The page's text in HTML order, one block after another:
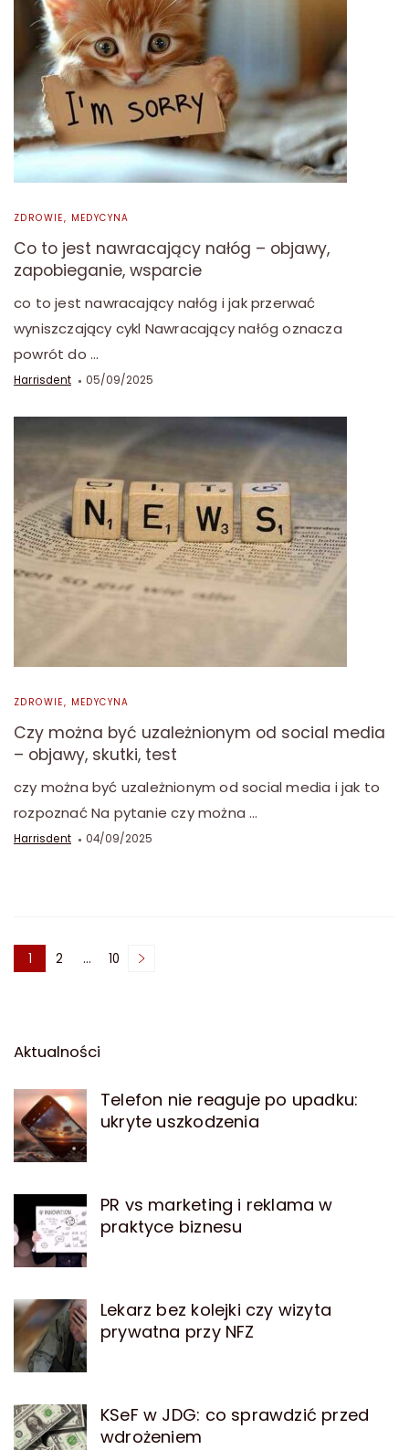
ZDROWIE, MEDYCYNA
Co to jest nawracający nałóg – objawy,
zapobieganie, wsparcie
co to jest nawracający nałóg i jak przerwać
wyniszczający cykl Nawracający nałóg oznacza
powrót do …
Harrisdent 05/09/2025
ZDROWIE, MEDYCYNA
Czy można być uzależnionym od social media
– objawy, skutki, test
czy można być uzależnionym od social media i jak to
rozpoznać Na pytanie czy można …
Harrisdent 04/09/2025
Nawigacja
wpisach
Strona
1 Strona
2 … Strona
10
Aktualności
Telefon nie reaguje po upadku:
ukryte uszkodzenia
PR vs marketing i reklama w
praktyce biznesu
Lekarz bez kolejki czy wizyta
prywatna przy NFZ
KSeF w JDG: co sprawdzić przed
wdrożeniem